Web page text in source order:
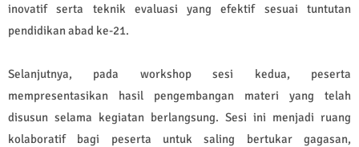
inovatif serta teknik evaluasi yang efektif sesuai tuntutan
pendidikan abad ke-21.
Selanjutnya, pada workshop sesi kedua, peserta
mempresentasikan hasil pengembangan materi yang telah
disusun selama kegiatan berlangsung. Sesi ini menjadi ruang
kolaboratif bagi peserta untuk saling bertukar gagasan,